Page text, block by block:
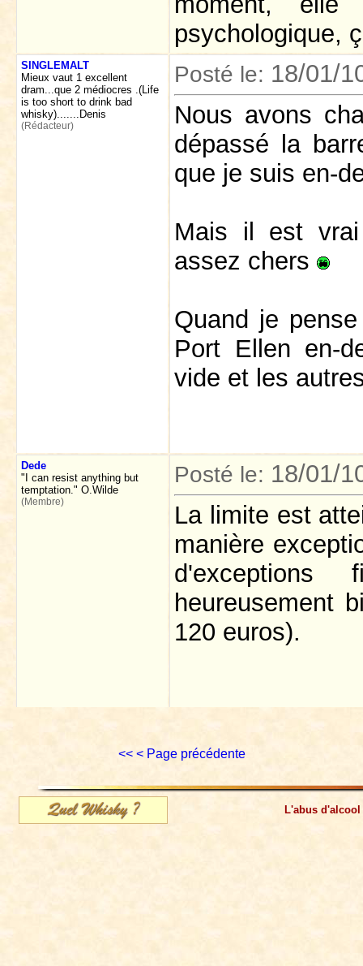
psychologique,
SINGLEMALT
Mieux vaut 1 excellent
dram...que 2 médiocres .(Life
is too short to drink bad
whisky).......Denis
(Rédacteur)
Posté le: 18/01/
Nous avons
dépassé la
que je suis en-
Mais il est
assez chers
Quand je
Port Ellen en-
vide et les
Dede
"I can resist anything but
temptation." O.Wilde
(Membre)
Posté le: 18/01/
La limite est
manière
heureusement
120 euros).
<< < Page précédente
L'abus